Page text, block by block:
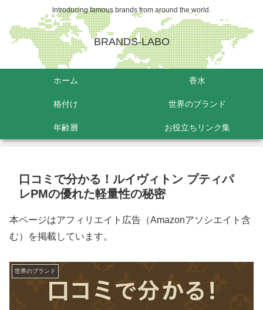
lntroducing famous brands from around the world.
BRANDS-LABO
ホーム 香水
格付け 世界のブランド
年齢層 お役立ちリンク集
口コミで分かる！ルイヴィトン プティパ
レPMの優れた軽量性の秘密
本ページはアフィリエイト広告（Amazonアソシエイト含
む）を掲載しています。
世界のブランド